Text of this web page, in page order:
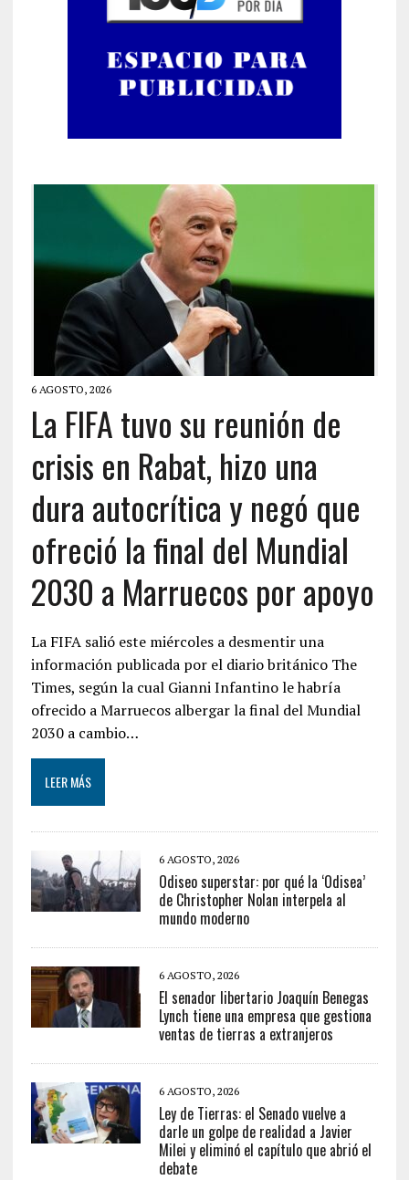
6 AGOSTO, 2026
La FIFA tuvo su reunión de
crisis en Rabat, hizo una
dura autocrítica y negó que
ofreció la final del Mundial
2030 a Marruecos por apoyo
La FIFA salió este miércoles a desmentir una
información publicada por el diario británico The
Times, según la cual Gianni Infantino le habría
ofrecido a Marruecos albergar la final del Mundial
2030 a cambio…
LEER MÁS
6 AGOSTO, 2026
Odiseo superstar: por qué la ‘Odisea’
de Christopher Nolan interpela al
mundo moderno
6 AGOSTO, 2026
El senador libertario Joaquín Benegas
Lynch tiene una empresa que gestiona
ventas de tierras a extranjeros
6 AGOSTO, 2026
Ley de Tierras: el Senado vuelve a
darle un golpe de realidad a Javier
Milei y eliminó el capítulo que abrió el
debate